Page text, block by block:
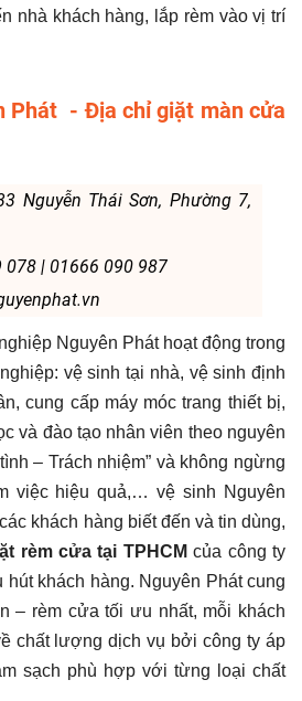
nhà khách hàng, lắp rèm vào vị trí
Phát - Địa chỉ giặt màn cửa
Nguyễn Thái Sơn, Phường 7,
078 | 01666 090 987
Nguyên Phát hoạt động trong
vệ sinh tại nhà, vệ sinh định
cung cấp máy móc trang thiết bị,
và đào tạo nhân viên theo nguyên
– Trách nhiệm” và không ngừng
việc hiệu quả,… vệ sinh Nguyên
khách hàng biết đến và tin dùng,
rèm cửa tại TPHCM của công ty
khách hàng. Nguyên Phát cung
– rèm cửa tối ưu nhất, mỗi khách
chất lượng dịch vụ bởi công ty áp
sạch phù hợp với từng loại chất